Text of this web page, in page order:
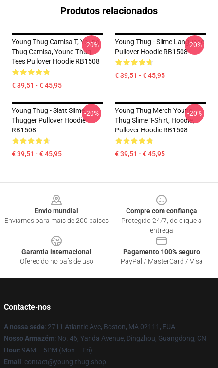
Produtos relacionados
Young Thug Camisa T, Young
Thug Camisa, Young Thug
Tees Pullover Hoodie RB1508
€ 39,51 - € 45,95
-20%
Young Thug - Slime Language
Pullover Hoodie RB1508
€ 39,51 - € 45,95
-20%
Young Thug - Slatt Slime
Thugger Pullover Hoodie
RB1508
€ 39,51 - € 45,95
-20%
Young Thug Merch Young
Thug Slime T-Shirt, Hoodie,
Pullover Hoodie RB1508
€ 39,51 - € 45,95
-20%
Envio mundial
Enviamos para mais de 200 países
Compre com confiança
Protegido 24/7, do clique à
entrega
Garantia internacional
Oferecido no país de uso
Pagamento 100% seguro
PayPal / MasterCard / Visa
Contacte-nos
A nossa sede: 2711 Atlantic Ave, Boston, MA 02111, EUA
Nosso Armazém: No. 46, Yanda Avenue, Dingzhou, Guangdong, CN
Hour: 9AM – 5PM (Mon – Fri)
Email : contact@young-thug.shop